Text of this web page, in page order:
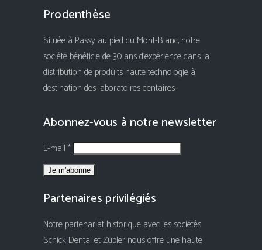
Prodenthèse
Située à Passy au pied du Mont-Blanc, notre
société bénéficie de 30 ans d'expérience dans la
distribution de produits haute technologie à
destination des laboratoires dentaires.
Abonnez-vous à notre newsletter
E-mail *
Partenaires privilégiés
Notre partenariat historique avec les sociétés
Schick Dental et Zubler nous offre une haute